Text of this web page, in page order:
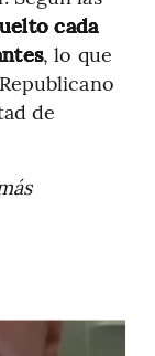
cada
, lo que
de